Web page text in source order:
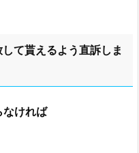
て貰えるよう直訴しま
なければ